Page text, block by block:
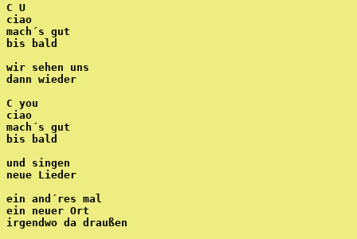
C U
ciao
mach´s gut
bis bald
wir sehen uns
dann wieder
C you
ciao
mach´s gut
bis bald
und singen
neue Lieder
ein and´res mal
ein neuer Ort
irgendwo da draußen